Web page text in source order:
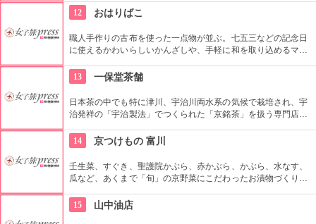
と、抹茶との組み合わせが絶妙です。軽食やコーヒーもあるの
で、足を休めに立ち寄りたい、そんなお店です。
12 おはりばこ
職人手作りの古布を使った一点物が並ぶ。七五三などの記念日
に使えるかわいらしいかんざしや、手軽に和を取り込めるマメ
13
一保堂茶舗
日本茶の中でも特に津川、宇治川両水系の気候で栽培され、宇
治発祥の「宇治製法」でつくられた「京銘茶」を扱う専門店。
る段階から教えてもらうことができます。
14 京つけもの 富川
壬生菜、すぐき、聖護院かぶら、赤かぶら、かぶら、水なす、
瓜など、あくまで「旬」の京野菜にこだわったお漬物づくりを
ことができる。機械を使わずに人の手で丁寧漬け込む京野菜の
お漬物をどうぞ。
15 山中油店